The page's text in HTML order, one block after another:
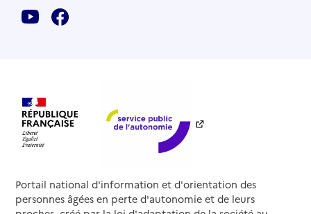
Portail national d'information et d'orientation des
personnes âgées en perte d'autonomie et de leurs